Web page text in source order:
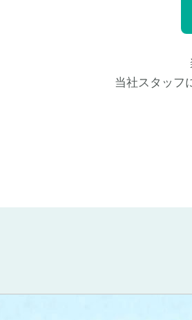
当社スタッフ